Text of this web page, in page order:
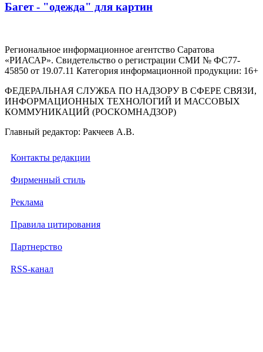
Багет - "одежда" для картин
Региональное информационное агентство Саратова
«РИАСАР». Свидетельство о регистрации СМИ № ФС77-
45850 от 19.07.11 Категория информационной продукции: 16+
ФЕДЕРАЛЬНАЯ СЛУЖБА ПО НАДЗОРУ В СФЕРЕ СВЯЗИ,
ИНФОРМАЦИОННЫХ ТЕХНОЛОГИЙ И МАССОВЫХ
КОММУНИКАЦИЙ (РОСКОМНАДЗОР)
Главный редактор: Ракчеев А.В.
Контакты редакции
Фирменный стиль
Реклама
Правила цитирования
Партнерство
RSS-канал